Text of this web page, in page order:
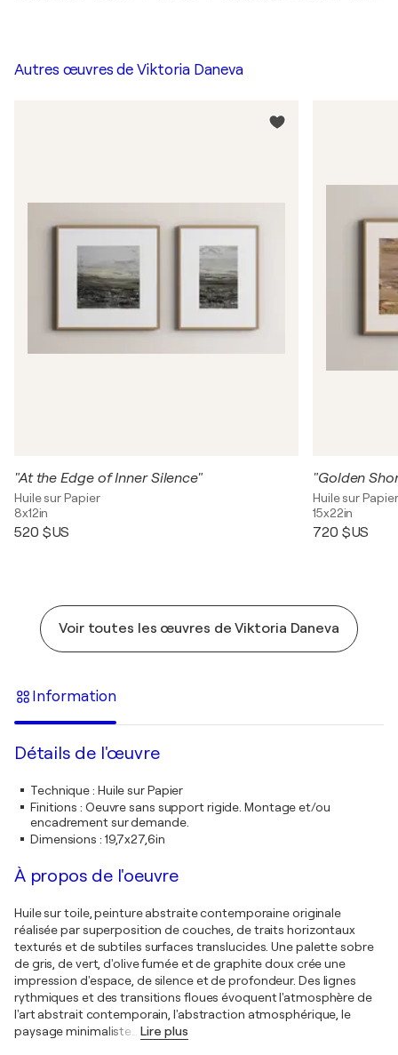
Autres œuvres de Viktoria Daneva
"At the Edge of Inner Silence"
Huile sur Papier
8x12in
520 $US
"Golden
Huile sur Papier
15x22in
720 $US
Voir toutes les œuvres de Viktoria Daneva
Information
Détails de l'œuvre
Technique: Huile sur Papier
Finitions : Oeuvre sans support rigide. Montage et/ou
encadrement sur demande.
Dimensions : 19,7x27,6in
À propos de l'oeuvre
Huile sur toile, peinture abstraite contemporaine originale
réalisée par superposition de couches, de traits horizontaux
texturés et de subtiles surfaces translucides. Une palette sobre
de gris, de vert, d'olive fumée et de graphite doux crée une
impression d'espace, de silence et de profondeur. Des lignes
rythmiques et des transitions floues évoquent l'atmosphère de
l'art abstrait contemporain, l'abstraction atmosphérique, le
paysage minimaliste
Lire plus